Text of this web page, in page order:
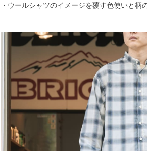
・ウールシャツのイメージを覆す色使いと柄